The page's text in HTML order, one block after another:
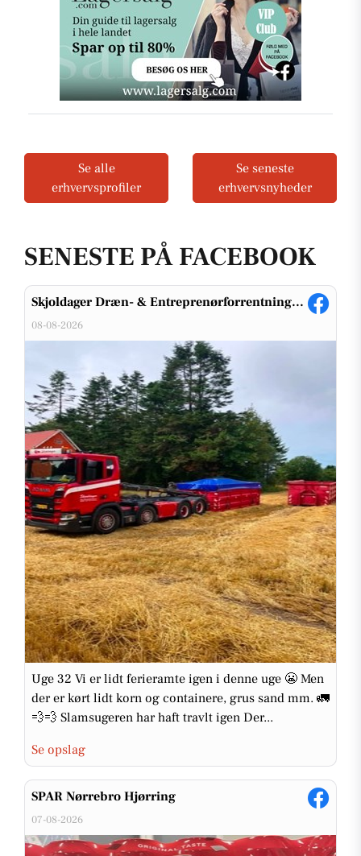
SENESTE PÅ FACEBOOK
Skjoldager Dræn- & Entreprenørforrentning...
08-08-2026
Uge 32 Vi er lidt ferieramte igen i denne uge 😬 Men
der er kørt lidt korn og containere, grus sand mm. 🚛
💨💨 Slamsugeren har haft travlt igen Der...
Se opslag
SPAR Nørrebro Hjørring
07-08-2026
Se alle
erhvervsprofiler
Se seneste
erhvervsnyheder